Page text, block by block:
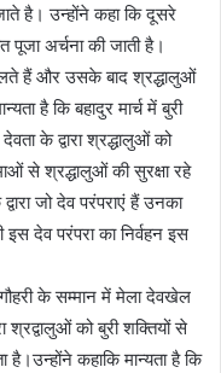
है। उन्होंने कहा कि दूसरे
पूजा अर्चना की जाती है।
हैं और उसके बाद श्रद्धालुओं
है कि बहादुर मार्च में बुरी
के द्वारा श्रद्धालुओं को
से श्रद्धालुओं की सुरक्षा रहे
जो देव परंपराएं हैं उनका
देव परंपरा का निर्वहन इस
के सम्मान में मेला देवखेल
श्रद्वालुओं को बुरी शक्तियों से
है।उन्होंने कहाकि मान्यता है कि